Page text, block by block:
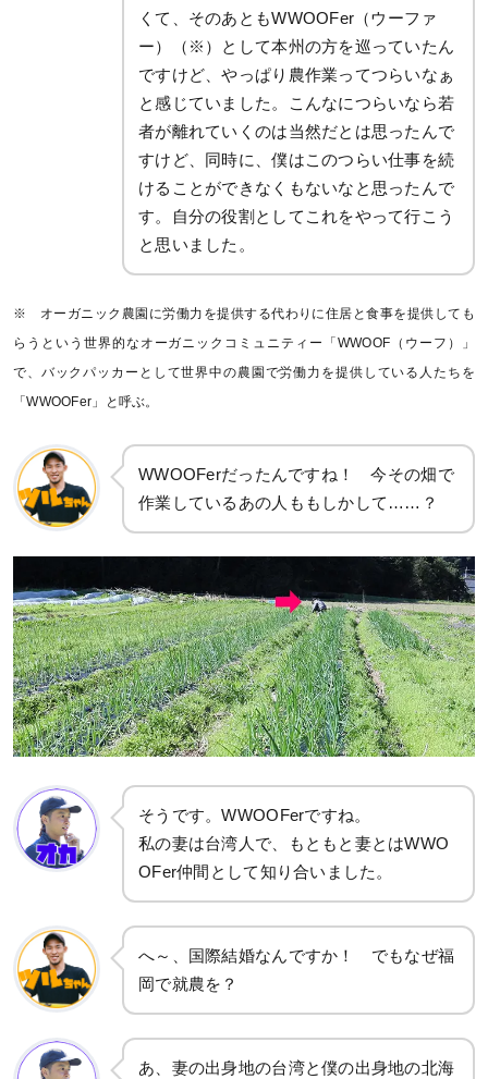
くて、そのあともWWOOFer（ウーファ
ー）（※）として本州の方を巡っていたん
ですけど、やっぱり農作業ってつらいなぁ
と感じていました。こんなにつらいなら若
者が離れていくのは当然だとは思ったんで
すけど、同時に、僕はこのつらい仕事を続
けることができなくもないなと思ったんで
す。自分の役割としてこれをやって行こう
と思いました。
※ オーガニック農園に労働力を提供する代わりに住居と食事を提供しても
らうという世界的なオーガニックコミュニティー「WWOOF（ウーフ）」
で、バックパッカーとして世界中の農園で労働力を提供している人たちを
「WWOOFer」と呼ぶ。
WWOOFerだったんですね！ 今その畑で
作業しているあの人ももしかして……？
そうです。WWOOFerですね。
私の妻は台湾人で、もともと妻とはWWO
OFer仲間として知り合いました。
へ～、国際結婚なんですか！ でもなぜ福
岡で就農を？
あ、妻の出身地の台湾と僕の出身地の北海